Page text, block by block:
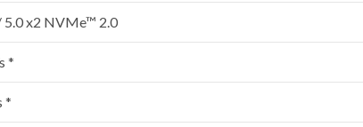
5.0 x2 NVMe™ 2.0
*
*